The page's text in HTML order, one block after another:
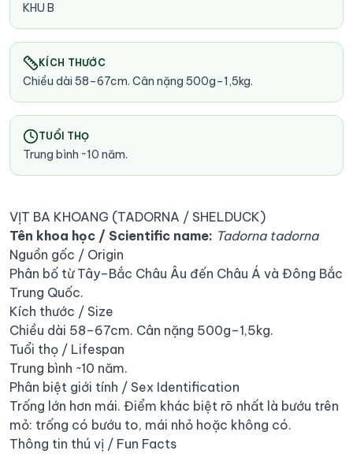
KHU B
KÍCH THƯỚC
Chiều dài 58–67cm. Cân nặng 500g–1,5kg.
TUỔI THỌ
Trung bình ~10 năm.
VỊT BA KHOANG (TADORNA / SHELDUCK)
Tên khoa học / Scientific name: Tadorna tadorna
Nguồn gốc / Origin
Phân bố từ Tây–Bắc Châu Âu đến Châu Á và Đông Bắc
Trung Quốc.
Kích thước / Size
Chiều dài 58–67cm. Cân nặng 500g–1,5kg.
Tuổi thọ / Lifespan
Trung bình ~10 năm.
Phân biệt giới tính / Sex Identification
Trống lớn hơn mái. Điểm khác biệt rõ nhất là bướu trên
mỏ: trống có bướu to, mái nhỏ hoặc không có.
Thông tin thú vị / Fun Facts